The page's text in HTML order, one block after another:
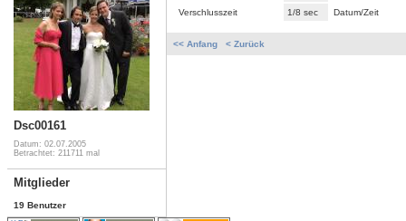
Dsc00161
Datum: 02.07.2005
Betrachtet: 211711 mal
Mitglieder
19 Benutzer
Verschlusszeit
1/8 sec Datum/Zeit
<< Anfang < Zurück